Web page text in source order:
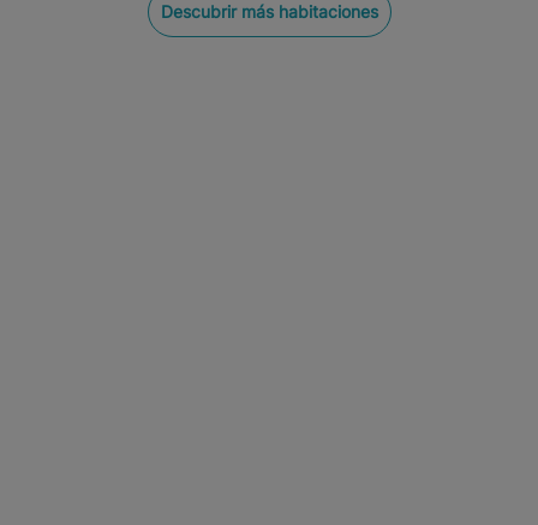
Descubrir más habitaciones